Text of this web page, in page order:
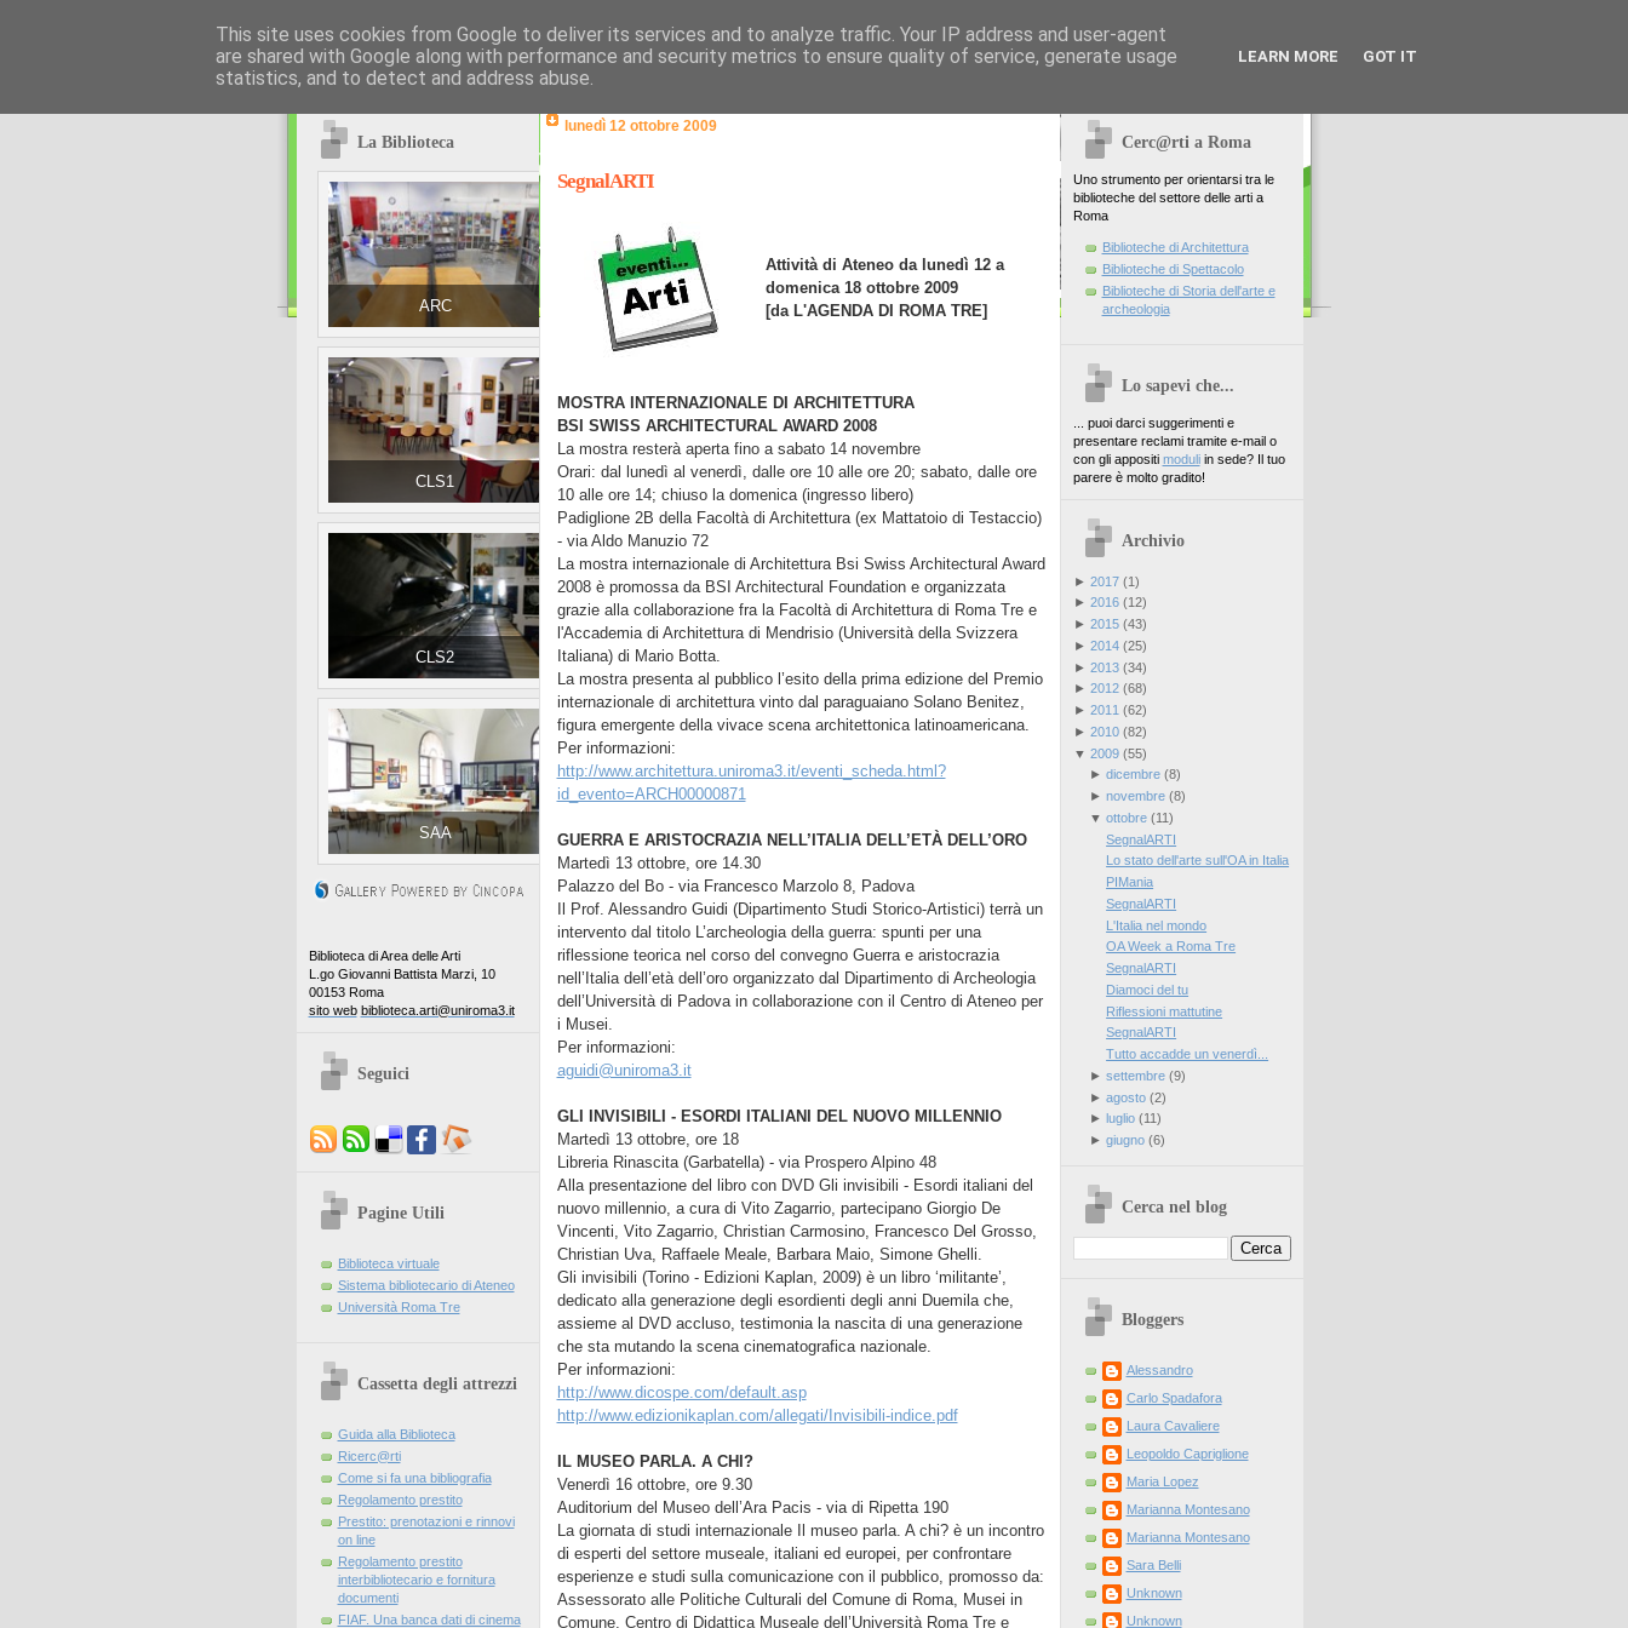
La Biblioteca
ARC
CLS1
CLS2
SAA
Biblioteca di Area delle Arti
L.go Giovanni Battista Marzi, 10
00153 Roma
sito web biblioteca.arti@uniroma3.it
Seguici
Pagine Utili
Biblioteca virtuale
Sistema bibliotecario di Ateneo
Università Roma Tre
Cassetta degli attrezzi
Guida alla Biblioteca
Ricerc@rti
Come si fa una bibliografia
Regolamento prestito
Prestito: prenotazioni e rinnovi
on line
Regolamento prestito
interbibliotecario e fornitura
documenti
FIAF. Una banca dati di cinema
lunedì 12 ottobre 2009
SegnalARTI
Attività di Ateneo da lunedì 12 a
domenica 18 ottobre 2009
[da L'AGENDA DI ROMA TRE]
MOSTRA INTERNAZIONALE DI ARCHITETTURA
BSI SWISS ARCHITECTURAL AWARD 2008
La mostra resterà aperta fino a sabato 14 novembre
Orari: dal lunedì al venerdì, dalle ore 10 alle ore 20; sabato, dalle ore
10 alle ore 14; chiuso la domenica (ingresso libero)
Padiglione 2B della Facoltà di Architettura (ex Mattatoio di Testaccio)
- via Aldo Manuzio 72
La mostra internazionale di Architettura Bsi Swiss Architectural Award
2008 è promossa da BSI Architectural Foundation e organizzata
grazie alla collaborazione fra la Facoltà di Architettura di Roma Tre e
l'Accademia di Architettura di Mendrisio (Università della Svizzera
Italiana) di Mario Botta.
La mostra presenta al pubblico l’esito della prima edizione del Premio
internazionale di architettura vinto dal paraguaiano Solano Benitez,
figura emergente della vivace scena architettonica latinoamericana.
Per informazioni:
http://www.architettura.uniroma3.it/eventi_scheda.html?
id_evento=ARCH00000871
GUERRA E ARISTOCRAZIA NELL’ITALIA DELL’ETÀ DELL’ORO
Martedì 13 ottobre, ore 14.30
Palazzo del Bo - via Francesco Marzolo 8, Padova
Il Prof. Alessandro Guidi (Dipartimento Studi Storico-Artistici) terrà un
intervento dal titolo L’archeologia della guerra: spunti per una
riflessione teorica nel corso del convegno Guerra e aristocrazia
nell’Italia dell’età dell’oro organizzato dal Dipartimento di Archeologia
dell’Università di Padova in collaborazione con il Centro di Ateneo per
i Musei.
Per informazioni:
aguidi@uniroma3.it
GLI INVISIBILI - ESORDI ITALIANI DEL NUOVO MILLENNIO
Martedì 13 ottobre, ore 18
Libreria Rinascita (Garbatella) - via Prospero Alpino 48
Alla presentazione del libro con DVD Gli invisibili - Esordi italiani del
nuovo millennio, a cura di Vito Zagarrio, partecipano Giorgio De
Vincenti, Vito Zagarrio, Christian Carmosino, Francesco Del Grosso,
Christian Uva, Raffaele Meale, Barbara Maio, Simone Ghelli.
Gli invisibili (Torino - Edizioni Kaplan, 2009) è un libro ‘militante’,
dedicato alla generazione degli esordienti degli anni Duemila che,
assieme al DVD accluso, testimonia la nascita di una generazione
che sta mutando la scena cinematografica nazionale.
Per informazioni:
http://www.dicospe.com/default.asp
http://www.edizionikaplan.com/allegati/Invisibili-indice.pdf
IL MUSEO PARLA. A CHI?
Venerdì 16 ottobre, ore 9.30
Auditorium del Museo dell’Ara Pacis - via di Ripetta 190
La giornata di studi internazionale Il museo parla. A chi? è un incontro
di esperti del settore museale, italiani ed europei, per confrontare
esperienze e studi sulla comunicazione con il pubblico, promosso da:
Assessorato alle Politiche Culturali del Comune di Roma, Musei in
Comune, Centro di Didattica Museale dell’Università Roma Tre e
Cerc@rti a Roma
Uno strumento per orientarsi tra le
biblioteche del settore delle arti a
Roma
Biblioteche di Architettura
Biblioteche di Spettacolo
Biblioteche di Storia dell'arte e
archeologia
Lo sapevi che...
... puoi darci suggerimenti e
presentare reclami tramite e-mail o
con gli appositi moduliin sede? Il tuo
parere è molto gradito!
Archivio
► 2017(1)
► 2016(12)
► 2015(43)
► 2014(25)
► 2013(34)
► 2012(68)
► 2011 (62)
► 2010(82)
▼ 2009(55)
► dicembre(8)
► novembre(8)
▼ ottobre(11)
SegnalARTI
Lo stato dell'arte sull'OA in Italia
PIMania
SegnalARTI
L'Italia nel mondo
OA Week a Roma Tre
SegnalARTI
Diamoci del tu
Riflessioni mattutine
SegnalARTI
Tutto accadde un venerdì...
► settembre(9)
► agosto(2)
► luglio(11)
► giugno(6)
Cerca nel blog
Bloggers
Alessandro
Carlo Spadafora
Laura Cavaliere
Leopoldo Capriglione
Maria Lopez
Marianna Montesano
Marianna Montesano
Sara Belli
Unknown
Unknown
This site uses cookies from Google to deliver its services and to analyze traffic. Your IP address and user-agent
are shared with Google along with performance and security metrics to ensure quality of service, generate usage
statistics, and to detect and address abuse.
LEARN MORE GOT IT